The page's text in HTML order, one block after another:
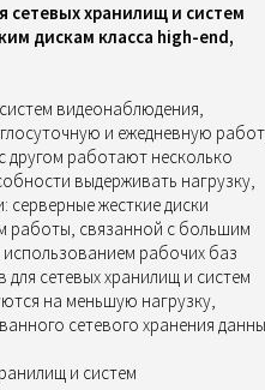
сетевых хранилищ и систем
дискам класса high-end,
видеонаблюдения,
и ежедневную
другом работают несколько
выдерживать нагрузку,
жесткие диски
работы, связанной с большим
рабочих баз
сетевых хранилищ и систем
на меньшую нагрузку,
сетевого хранения
и систем